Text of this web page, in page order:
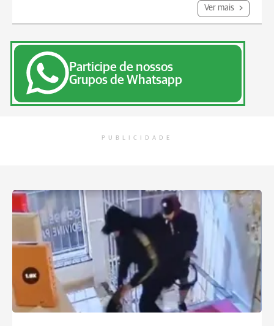
Ver mais
Participe de nossos
Grupos de Whatsapp
PUBLICIDADE